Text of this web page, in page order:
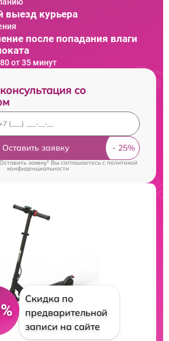
выезд курьера
после попадания влаги
от 35 минут
со
Оставить заявку
заявку" Вы соглашаетесь cполитикой
конфиденциальности
Скидка по
предварительной
записи на сайте